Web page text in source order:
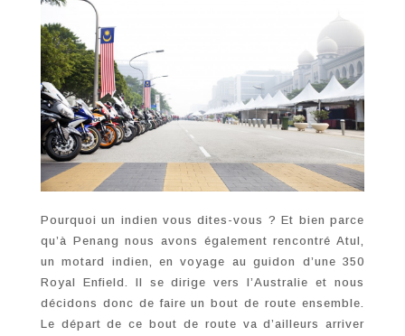
Pourquoi un indien vous dites-vous ? Et bien parce
qu’à Penang nous avons également rencontré Atul,
un motard indien, en voyage au guidon d’une 350
Royal Enfield. Il se dirige vers l’Australie et nous
décidons donc de faire un bout de route ensemble.
Le départ de ce bout de route va d’ailleurs arriver